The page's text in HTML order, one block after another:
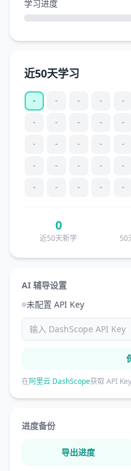
学习进度
近50天学习
- - - - -
- - - - -
- - - - -
- - - - -
- - - - -
0
近50天新学 50
AI 辅导设置
未配置 API Key
在阿里云 DashScope获取 API
进度备份
导出进度